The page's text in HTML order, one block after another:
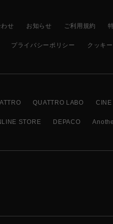
せ お知らせ ご利用規約
プライバシーポリシー クッキ
QUATTRO LABO CINE
STORE DEPACO